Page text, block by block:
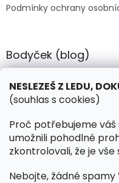
NESLEZEŠ Z LEDU,
(souhlas s cookies)
Proč potřebujeme váš
umožnili pohodlné
zkontrolovali, že je
Nebojte, žádné
Podmínky ochrany
Bodyček (blog)
BIOSTEEL - Kdy je
Kontakt
objednavky @